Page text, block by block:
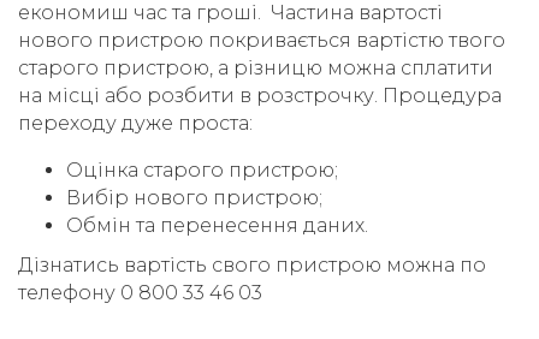
економиш час та гроші. Частина вартості
нового пристрою покривається вартістю твого
старого пристрою, а різницю можна сплатити
на місці або розбити в розстрочку. Процедура
переходу дуже проста:
Оцінка старого пристрою;
Вибір нового пристрою;
Обмін та перенесення даних.
Дізнатись вартість свого пристрою можна по
телефону 0 800 33 46 03